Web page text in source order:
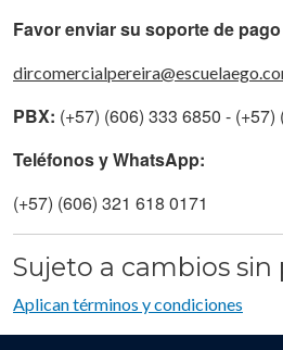
Favor enviar su soporte de
PBX: (+57) (606) 333 6850 -
Teléfonos y WhatsApp:
(+57) (606) 321 618 0171
Sujeto a cambios sin
Aplican términos y condiciones